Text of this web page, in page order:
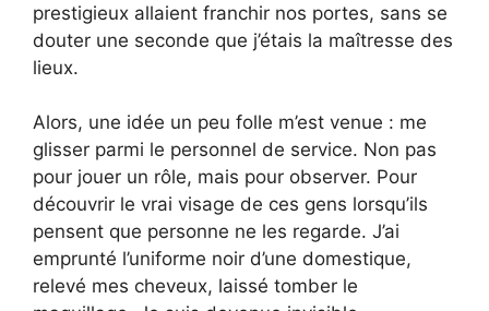
prestigieux allaient franchir nos portes, sans se
douter une seconde que j’étais la maîtresse des
lieux.
Alors, une idée un peu folle m’est venue : me
glisser parmi le personnel de service. Non pas
pour jouer un rôle, mais pour observer. Pour
découvrir le vrai visage de ces gens lorsqu’ils
pensent que personne ne les regarde. J’ai
emprunté l’uniforme noir d’une domestique,
relevé mes cheveux, laissé tomber le